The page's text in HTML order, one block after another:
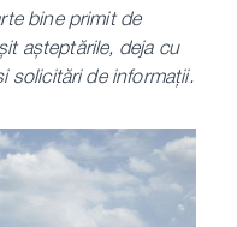
bine primit de
așteptările, deja cu
solicitări de informații.